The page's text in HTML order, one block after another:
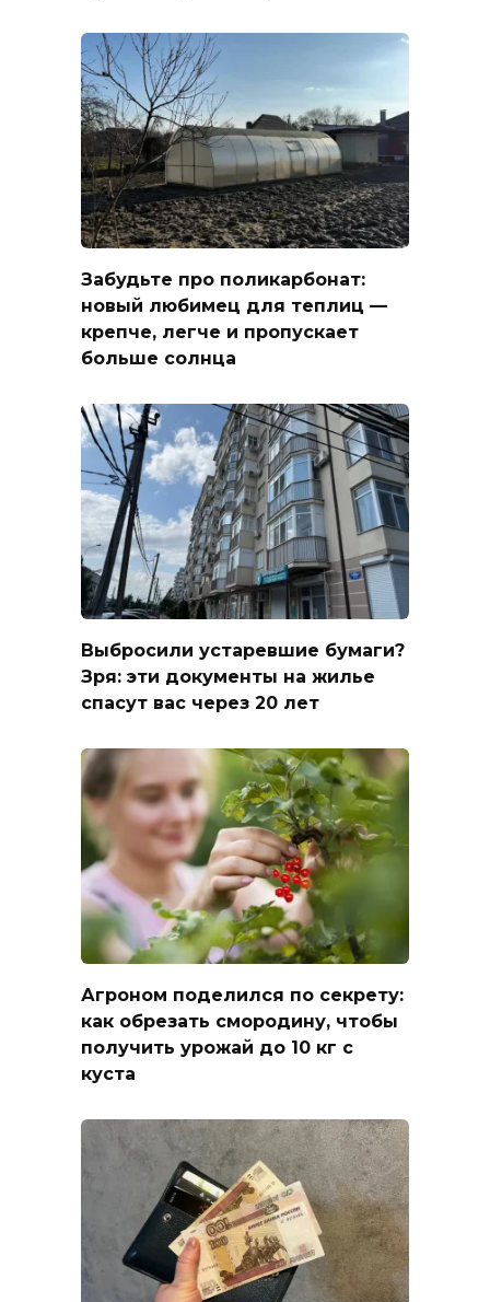
Забудьте про поликарбонат:
новый любимец для теплиц —
крепче, легче и пропускает
больше солнца
Выбросили устаревшие бумаги?
Зря: эти документы на жилье
спасут вас через 20 лет
Агроном поделился по секрету:
как обрезать смородину, чтобы
получить урожай до 10 кг с
куста